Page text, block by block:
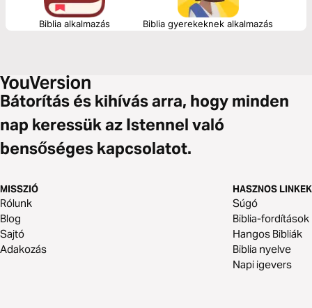
Biblia alkalmazás Biblia gyerekeknek alkalmazás
Bátorítás és kihívás arra, hogy minden
nap keressük az Istennel való
bensőséges kapcsolatot.
MISSZIÓ
Rólunk
Blog
Sajtó
Adakozás
HASZNOS LINKEK
Súgó
Biblia-fordítások
Hangos Bibliák
Biblia nyelve
Napi igevers